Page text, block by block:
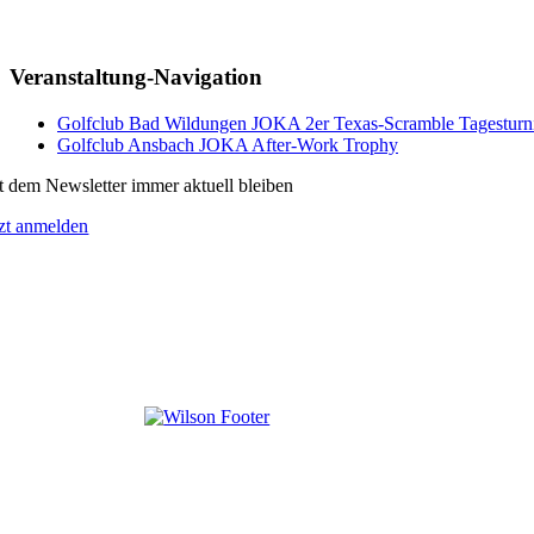
Veranstaltung-Navigation
Golfclub Bad Wildungen JOKA 2er Texas-Scramble
Golfclub Ansbach JOKA After-Work Trophy
dem Newsletter immer aktuell bleiben
anmelden